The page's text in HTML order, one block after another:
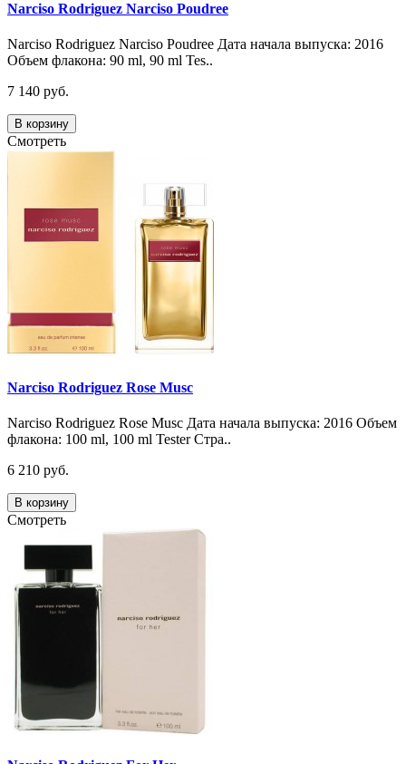
Narciso Rodriguez Narciso Poudree
Narciso Rodriguez Narciso Poudree Дата начала выпуска: 2016
Объем флакона: 90 ml, 90 ml Tes..
7 140 руб.
В корзину
Смотреть
Narciso Rodriguez Rose Musc
Narciso Rodriguez Rose Musc Дата начала выпуска: 2016 Объем
флакона: 100 ml, 100 ml Tester Стра..
6 210 руб.
В корзину
Смотреть